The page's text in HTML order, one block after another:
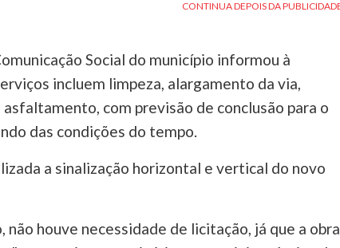
Social do município informou à
incluem limpeza, alargamento da via,
com previsão de conclusão para o
das condições do tempo.
a sinalização horizontal e vertical do novo
não houve necessidade de licitação, já que a obra